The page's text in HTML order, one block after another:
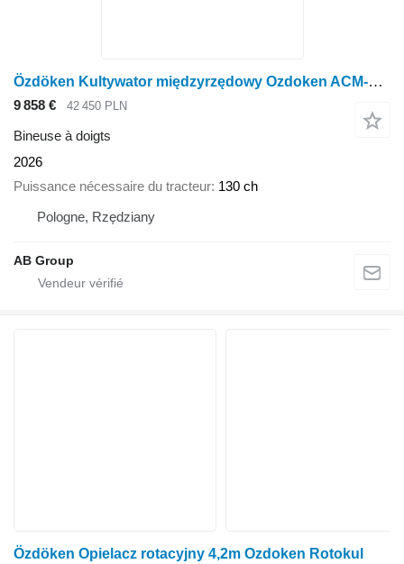
Özdöken Kultywator międzyrzędowy Ozdoken ACM-K13
9 858 € 42 450 PLN
Bineuse à doigts
2026
Puissance nécessaire du tracteur 130 ch
Pologne, Rzędziany
AB Group
Özdöken Opielacz rotacyjny 4,2m Ozdoken Rotokul